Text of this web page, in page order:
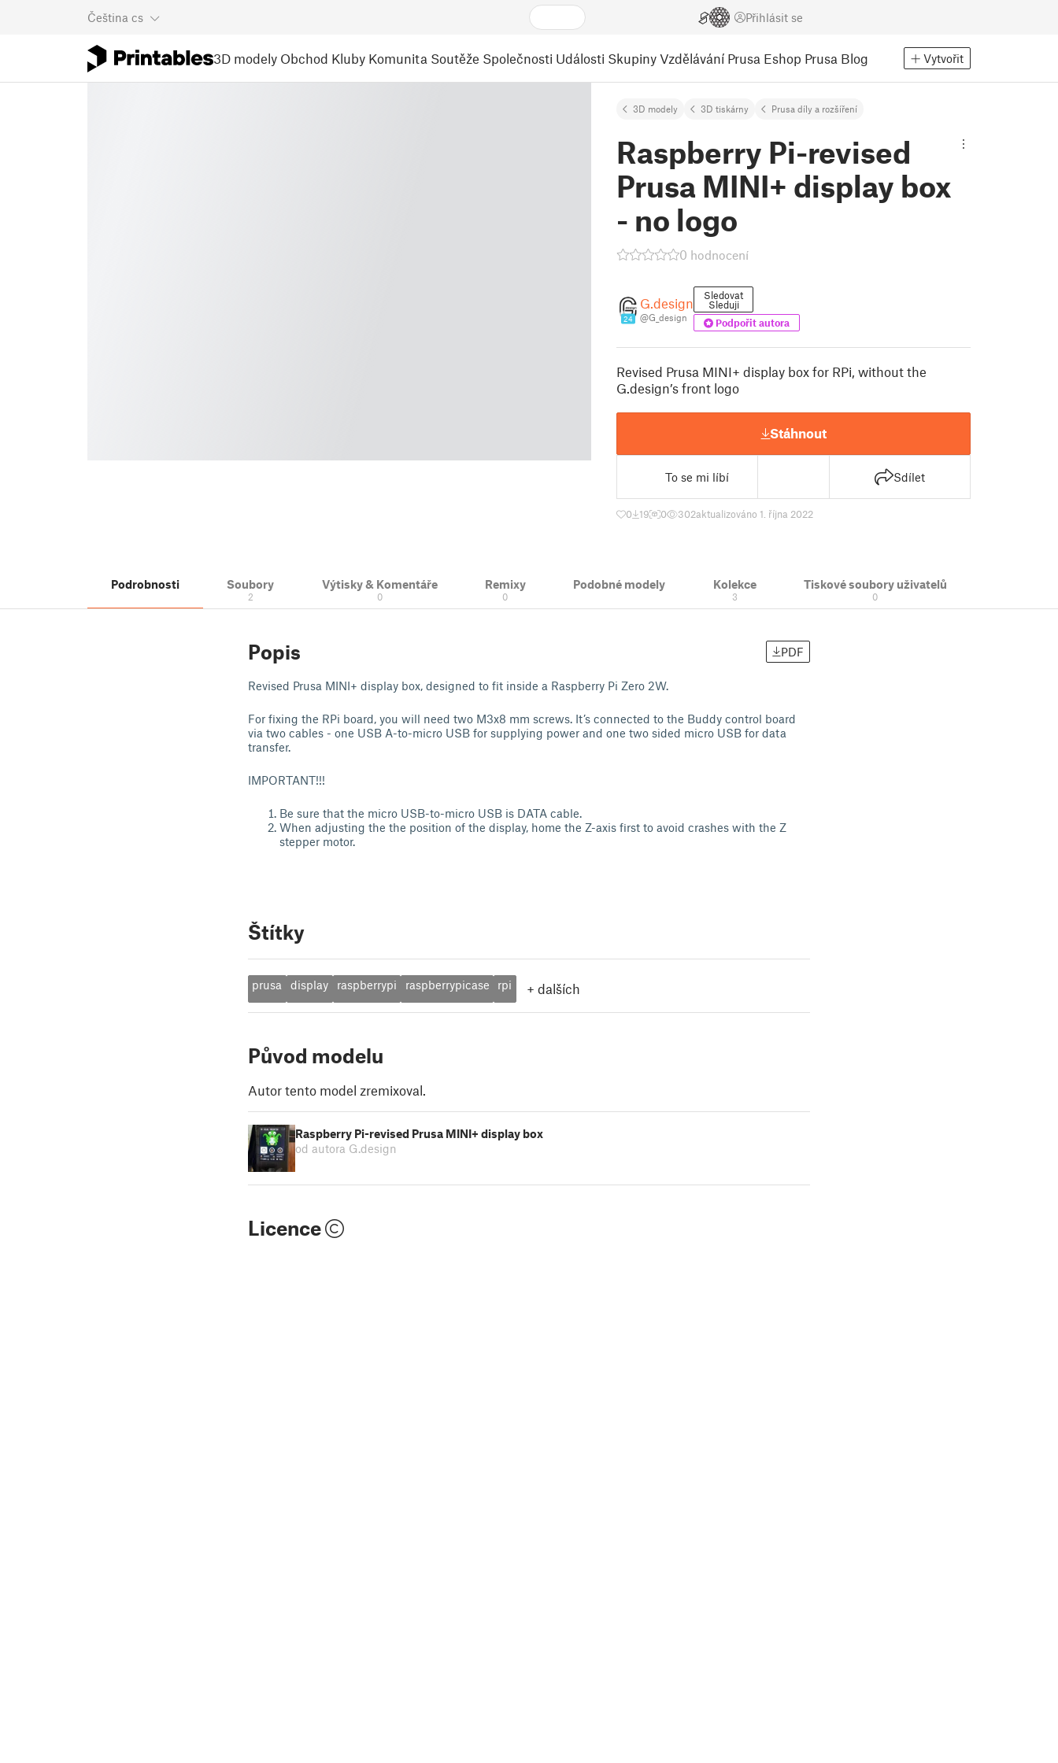
Čeština cs Přihlásit se
3D modely Obchod Kluby Komunita Soutěže Společnosti Události Skupiny Vzdělávání Prusa Eshop Prusa Blog Vytvořit
3D modely 3D tiskárny Prusa díly a rozšíření
Raspberry Pi-revised
Prusa MINI+ display box
- no logo
0 hodnocení
24
G.design
@G_design
Sledovat
Sleduji
Podpořit autora
Revised Prusa MINI+ display box for RPi, without the
G.design’s front logo
Stáhnout
To se mi líbí Sdílet
0 19 0 302aktualizováno 1. října 2022
Podrobnosti Soubory
2
Výtisky & Komentáře
0
Remixy
0
Podobné modely Kolekce
3
Tiskové soubory uživatelů
0
Popis PDF
Revised Prusa MINI+ display box, designed to fit inside a Raspberry Pi Zero 2W.
For fixing the RPi board, you will need two M3x8 mm screws. It’s connected to the Buddy control board
via two cables - one USB A-to-micro USB for supplying power and one two sided micro USB for data
transfer.
IMPORTANT!!!
Be sure that the micro USB-to-micro USB is DATA cable.
When adjusting the the position of the display, home the Z-axis first to avoid crashes with the Z
stepper motor.
Štítky
prusa display raspberrypi raspberrypicase rpi + dalších
Původ modelu
Autor tento model zremixoval.
Raspberry Pi-revised Prusa MINI+ display box
od autora G.design
Licence